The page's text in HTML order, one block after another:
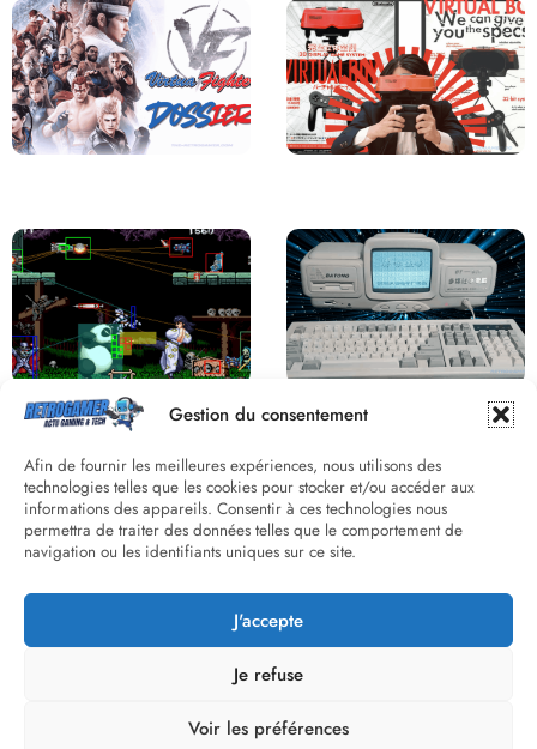
Gestion du consentement
Afin de fournir les meilleures expériences, nous utilisons des
technologies telles que les cookies pour stocker et/ou accéder aux
informations des appareils. Consentir à ces technologies nous
permettra de traiter des données telles que le comportement de
navigation ou les identifiants uniques sur ce site.
J'accepte
Je refuse
Voir les préférences
Derrière le pixel : L’art caché de la
hitbox
Une machine incroyable et
inconnue : le Batong BT-686
Street Fighter II : L’Odyssée d’une
Légende du versus fighting violence 8 bits faisait débat